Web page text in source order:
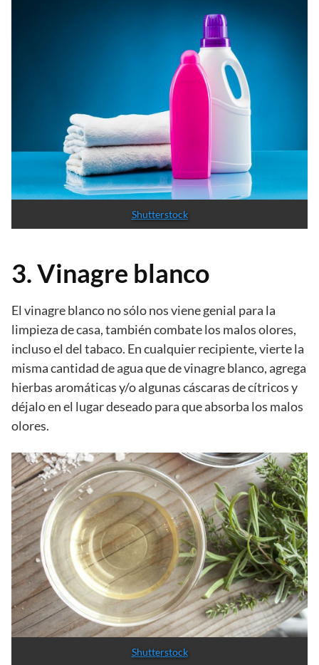
Shutterstock
3. Vinagre blanco
El vinagre blanco no sólo nos viene genial para la
limpieza de casa, también combate los malos olores,
incluso el del tabaco. En cualquier recipiente, vierte la
misma cantidad de agua que de vinagre blanco, agrega
hierbas aromáticas y/o algunas cáscaras de cítricos y
déjalo en el lugar deseado para que absorba los malos
olores.
Shutterstock